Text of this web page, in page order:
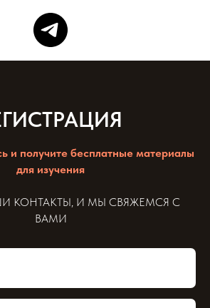
и получите бесплатные материалы
для изучения
КОНТАКТЫ, И МЫ СВЯЖЕМСЯ С
ВАМИ